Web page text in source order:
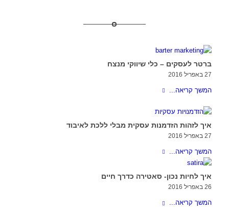
ברטר לעסקים – כלי שיווקי מנצח
27 באפריל 2016
המשך קריאה...
איך לזהות הזדמנות עסקית מבלי ללכת לאיבוד
27 באפריל 2016
המשך קריאה...
איך לחיות נכון- סאטירה כדרך חיים
26 באפריל 2016
המשך קריאה...